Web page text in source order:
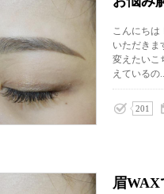
こんにちは
いただきま
変えたいこ
えているの
201
眉WAX